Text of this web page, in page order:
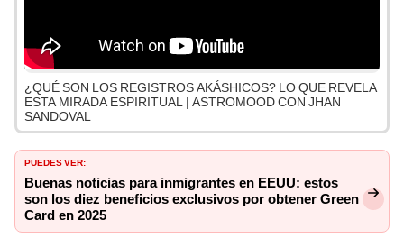
¿QUÉ SON LOS REGISTROS AKÁSHICOS? LO QUE REVELA
ESTA MIRADA ESPIRITUAL | ASTROMOOD CON JHAN
SANDOVAL
PUEDES VER:
Buenas noticias para inmigrantes en EEUU: estos
son los diez beneficios exclusivos por obtener Green
Card en 2025